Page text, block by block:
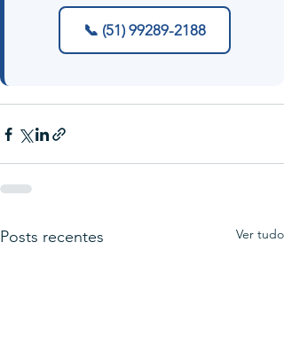
📞 (51) 99289-2188
Posts recentes Ver tudo